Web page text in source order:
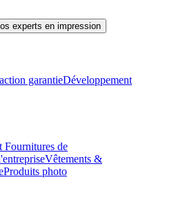
experts en impression
garantieDéveloppement
Fournitures de
Vêtements &
Produits photo